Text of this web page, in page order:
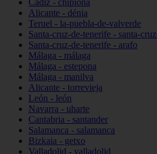
Cádiz - chipiona
Alicante - dénia
Teruel - la-puebla-de-valverde
Santa-cruz-de-tenerife - santa-
Santa-cruz-de-tenerife - arafo
Málaga - málaga
Málaga - estepona
Málaga - manilva
Alicante - torrevieja
León - león
Navarra - uharte
Cantabria - santander
Salamanca - salamanca
Bizkaia - getxo
Valladolid - valladolid